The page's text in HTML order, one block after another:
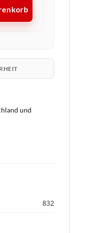
und
832